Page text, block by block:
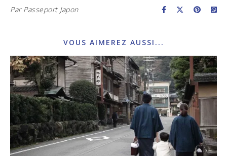
Par Passeport Japon
VOUS AIMEREZ AUSSI...